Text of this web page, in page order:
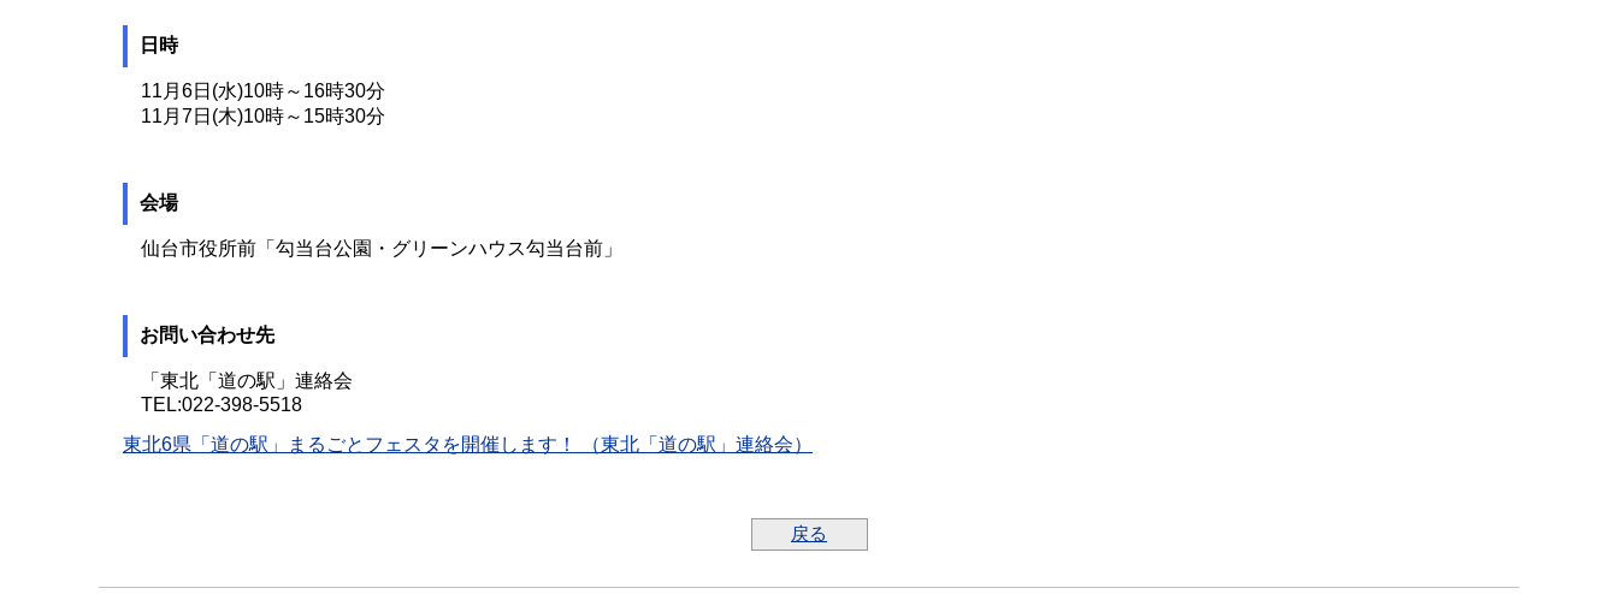
日時
11月6日(水)10時～16時30分
11月7日(木)10時～15時30分
会場
仙台市役所前「勾当台公園・グリーンハウス勾当台前」
お問い合わせ先
「東北「道の駅」連絡会
TEL:022-398-5518
東北6県「道の駅」まるごとフェスタを開催します！ （東北「道の駅」連絡会）
戻る